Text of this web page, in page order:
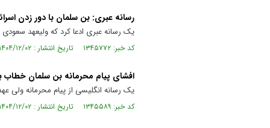
رسانه عبری: بن سلمان با دور زدن
یک رسانه عبری ادعا کرد که ولیعهد
کد خبر: ۱۳۴۵۷۷۲ تاریخ انتشار : ۱۴۰۴/۱۲/۰۲
افشای پیام محرمانه بن سلمان خطاب
یک رسانه انگلیسی از پیام محرمانه ولی
کد خبر: ۱۳۴۵۵۸۹ تاریخ انتشار : ۱۴۰۴/۱۲/۰۲